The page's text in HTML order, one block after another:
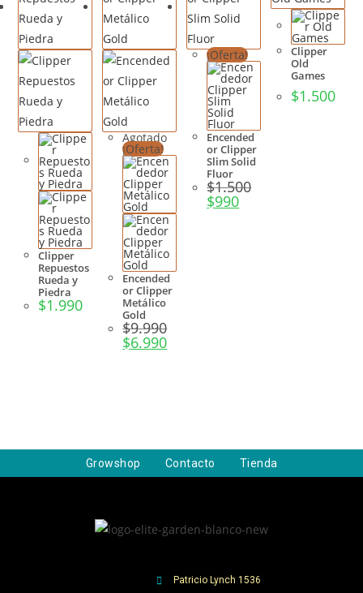
Clipper
Repuestos
Rueda y
Piedra
$1.990
Agotado
¡Oferta!
Encended
or Clipper
Metálico
Gold
$9.990
$6.990
¡Oferta!
Encended
or Clipper
Slim Solid
Fluor
$1.500
$990
Clipper
Old
Games
$1.500
Growshop Contacto Tienda
Patricio Lynch 1536